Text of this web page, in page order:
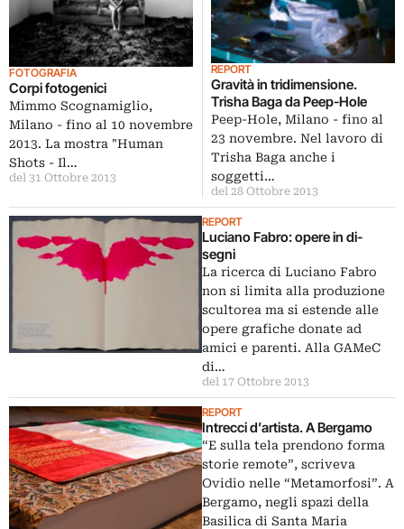
FOTOGRAFIA
Corpi fotogenici
Mimmo Scognamiglio,
Milano - fino al 10 novembre
2013. La mostra "Human
Shots - Il…
del 31 Ottobre 2013
REPORT
Gravità in tridimensione.
Trisha Baga da Peep-Hole
Peep-Hole, Milano - fino al
23 novembre. Nel lavoro di
Trisha Baga anche i
soggetti…
del 28 Ottobre 2013
REPORT
Luciano Fabro: opere in di-
segni
La ricerca di Luciano Fabro
non si limita alla produzione
scultorea ma si estende alle
opere grafiche donate ad
amici e parenti. Alla GAMeC
di…
del 17 Ottobre 2013
REPORT
Intrecci d’artista. A Bergamo
“E sulla tela prendono forma
storie remote”, scriveva
Ovidio nelle “Metamorfosi”. A
Bergamo, negli spazi della
Basilica di Santa Maria